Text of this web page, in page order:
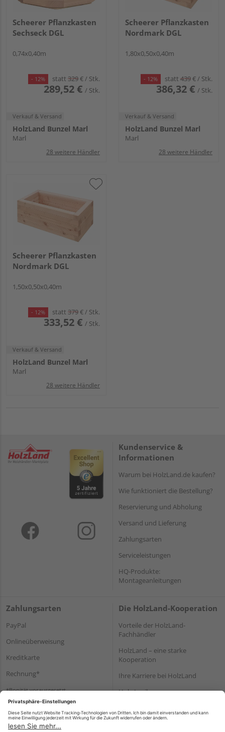
Scheerer Pflanzkasten
Sechseck DGL
0,74x0,40m
- 12% statt 329€/ Stk.
289,52 € / Stk.
Verkauf & Versand
HolzLand Bunzel Marl
Marl
28 weitere Händler
Scheerer Pflanzkasten
Nordmark DGL
1,80x0,50x0,40m
- 12% statt 439€/ Stk.
386,32 € / Stk.
Verkauf & Versand
HolzLand Bunzel Marl
Marl
28 weitere Händler
Scheerer Pflanzkasten
Nordmark DGL
1,50x0,50x0,40m
- 12% statt 379€/ Stk.
333,52 € / Stk.
Verkauf & Versand
HolzLand Bunzel Marl
Marl
28 weitere Händler
Kundenservice &
Informationen
Warum bei HolzLand.de kaufen?
Wie funktioniert die Bestellung?
Reservierung und Abholung
Versand und Lieferung
Zahlungsarten
Serviceleistungen
HQ-Produkte:
Montageanleitungen
Zahlungsarten
PayPal
Onlineüberweisung
Kreditkarte
Rechnung*
*Bonität vorausgesetzt
Die HolzLand-Kooperation
Vorteile der HolzLand-
Fachhändler
HolzLand – eine starke
Kooperation
Ihre Karriere bei HolzLand
Holz-Lexikon